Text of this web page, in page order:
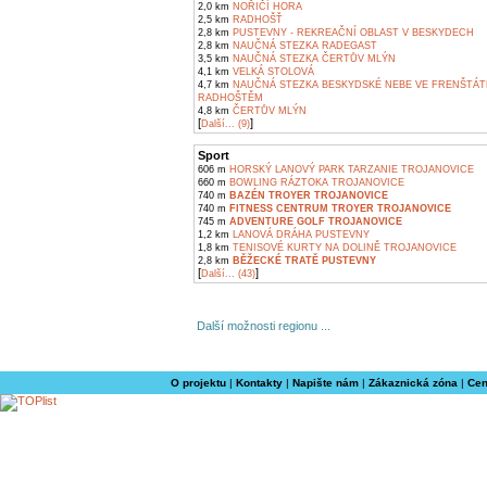
2,0 km NOŘIČÍ HORA
2,5 km RADHOŠŤ
2,8 km PUSTEVNY - REKREAČNÍ OBLAST V BESKYDECH
2,8 km NAUČNÁ STEZKA RADEGAST
3,5 km NAUČNÁ STEZKA ČERTŮV MLÝN
4,1 km VELKÁ STOLOVÁ
4,7 km NAUČNÁ STEZKA BESKYDSKÉ NEBE VE
RADHOŠTĚM
4,8 km ČERTŮV MLÝN
[Další... (9)]
Sport
606 m HORSKÝ LANOVÝ PARK TARZANIE TROJANOVICE
660 m BOWLING RÁZTOKA TROJANOVICE
740 m BAZÉN TROYER TROJANOVICE
740 m FITNESS CENTRUM TROYER TROJANOVICE
745 m ADVENTURE GOLF TROJANOVICE
1,2 km LANOVÁ DRÁHA PUSTEVNY
1,8 km TENISOVÉ KURTY NA DOLINĚ TROJANOVICE
2,8 km BĚŽECKÉ TRATĚ PUSTEVNY
[Další... (43)]
Další možnosti regionu ...
O projektu| Kontakty| Napište nám| Zákaznická zóna |